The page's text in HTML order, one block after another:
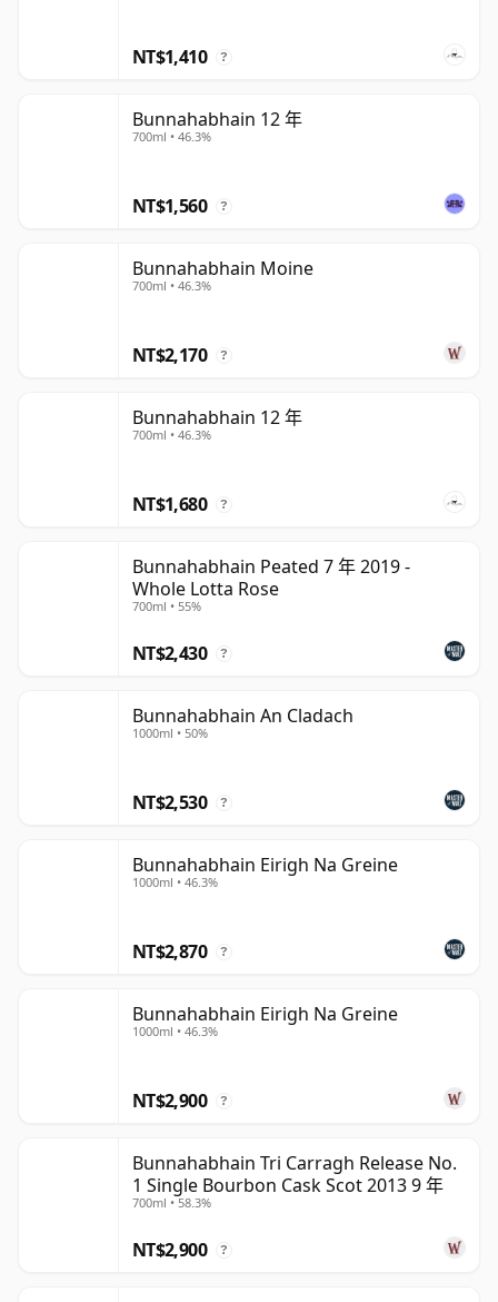
NT$1,410 ?
Bunnahabhain 12 年
700ml • 46.3%
NT$1,560 ?
Bunnahabhain Moine
700ml • 46.3%
NT$2,170 ?
Bunnahabhain 12 年
700ml • 46.3%
NT$1,680 ?
Bunnahabhain Peated 7 年 2019 -
Whole Lotta Rose
700ml • 55%
NT$2,430 ?
Bunnahabhain An Cladach
1000ml • 50%
NT$2,530 ?
Bunnahabhain Eirigh Na Greine
1000ml • 46.3%
NT$2,870 ?
Bunnahabhain Eirigh Na Greine
1000ml • 46.3%
NT$2,900 ?
Bunnahabhain Tri Carragh Release No.
1 Single Bourbon Cask Scot 2013 9 年
700ml • 58.3%
NT$2,900 ?